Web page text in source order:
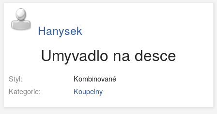
Hanysek
Umyvadlo na desce
Styl:
Kombinované
Kategorie:
Koupelny